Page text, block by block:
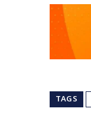
TAGS